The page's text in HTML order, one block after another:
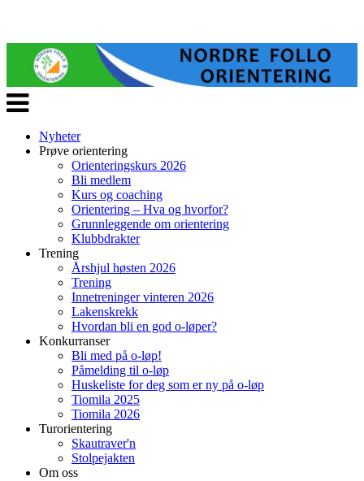
Veksle
navigasjon
Nyheter
Prøve orientering
Orienteringskurs 2026
Bli medlem
Kurs og coaching
Orientering – Hva og hvorfor?
Grunnleggende om orientering
Klubbdrakter
Trening
Årshjul høsten 2026
Trening
Innetreninger vinteren 2026
Lakenskrekk
Hvordan bli en god o-løper?
Konkurranser
Bli med på o-løp!
Påmelding til o-løp
Huskeliste for deg som er ny på o-løp
Tiomila 2025
Tiomila 2026
Turorientering
Skautraver'n
Stolpejakten
Om oss